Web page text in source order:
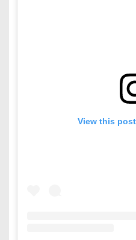
View this